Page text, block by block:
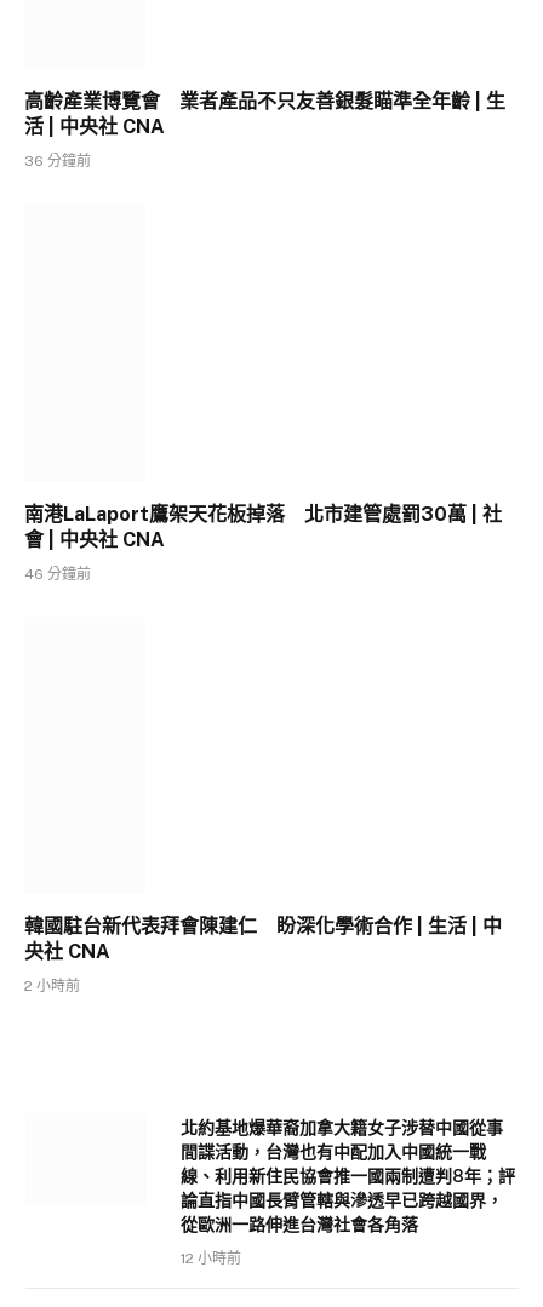
高齡產業博覽會 業者產品不只友善銀髮瞄準全年齡 | 生
活 | 中央社 CNA
36 分鐘前
南港LaLaport鷹架天花板掉落 北市建管處罰30萬 | 社
會 | 中央社 CNA
46 分鐘前
韓國駐台新代表拜會陳建仁 盼深化學術合作 | 生活 | 中
央社 CNA
2 小時前
北約基地爆華裔加拿大籍女子涉替中國從事
間諜活動，台灣也有中配加入中國統一戰
線、利用新住民協會推一國兩制遭判8年；評
論直指中國長臂管轄與滲透早已跨越國界，
從歐洲一路伸進台灣社會各角落
12 小時前